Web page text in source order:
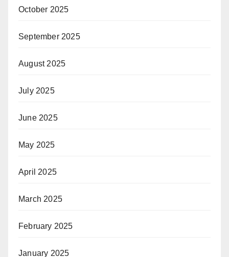
October 2025
September 2025
August 2025
July 2025
June 2025
May 2025
April 2025
March 2025
February 2025
January 2025